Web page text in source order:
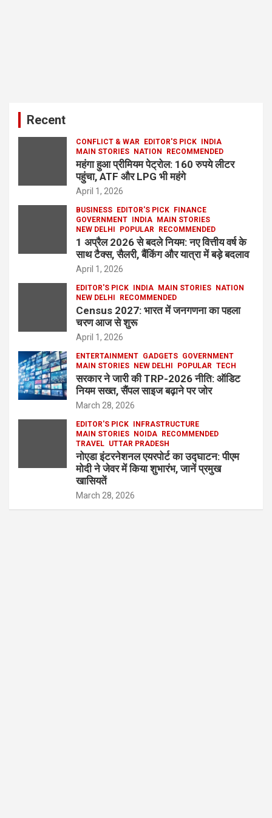
Recent
CONFLICT & WAR EDITOR'S PICK
INDIA
MAIN STORIES
NATION RECOMMENDED
महंगा हुआ प्रीमियम पेट्रोल: 160 रुपये लीटर
पहुंचा, ATF और LPG भी महंगे
April 1, 2026
BUSINESS EDITOR'S PICK
FINANCE
GOVERNMENT
INDIA
MAIN STORIES
NEW DELHI
POPULAR RECOMMENDED
1 अप्रैल 2026 से बदले नियम: नए वित्तीय वर्ष के
साथ टैक्स, सैलरी, बैंकिंग और यात्रा में बड़े बदलाव
April 1, 2026
EDITOR'S PICK INDIA MAIN STORIES
NATION
NEW DELHI
RECOMMENDED
Census 2027: भारत में जनगणना का पहला
चरण आज से शुरू
April 1, 2026
ENTERTAINMENT GADGETS GOVERNMENT
MAIN STORIES
NEW DELHI POPULAR TECH
सरकार ने जारी की TRP-2026 नीति: ऑडिट
नियम सख्त, सैंपल साइज बढ़ाने पर जोर
March 28, 2026
EDITOR'S PICK
INFRASTRUCTURE
MAIN STORIES
NOIDA
RECOMMENDED
TRAVEL UTTAR PRADESH
नोएडा इंटरनेशनल एयरपोर्ट का उद्घाटन: पीएम
मोदी ने जेवर में किया शुभारंभ, जानें प्रमुख
खासियतें
March 28, 2026